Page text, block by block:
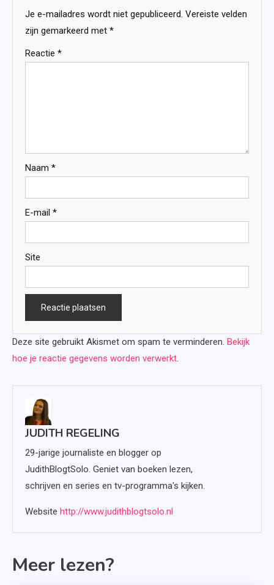
Je e-mailadres wordt niet gepubliceerd. Vereiste velden
zijn gemarkeerd met *
Reactie *
Naam *
E-mail *
Site
Deze site gebruikt Akismet om spam te verminderen. Bekijk
hoe je reactie gegevens worden verwerkt.
JUDITH REGELING
29-jarige journaliste en blogger op
JudithBlogtSolo. Geniet van boeken lezen,
schrijven en series en tv-programma's kijken.
Website http://www.judithblogtsolo.nl
Meer lezen?